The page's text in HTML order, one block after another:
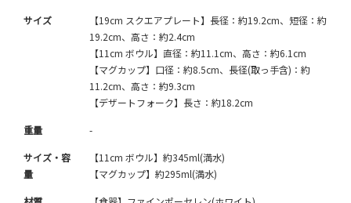
サイズ
【19cm スクエアプレート】長径：約19.2cm、短径：約
19.2cm、高さ：約2.4cm
【11cm ボウル】直径：約11.1cm、高さ：約6.1cm
【マグカップ】口径：約8.5cm、長径(取っ手含)：約
11.2cm、高さ：約9.3cm
【デザートフォーク】長さ：約18.2cm
重量 -
サイズ・容
量
【11cm ボウル】約345ml(満水)
【マグカップ】約295ml(満水)